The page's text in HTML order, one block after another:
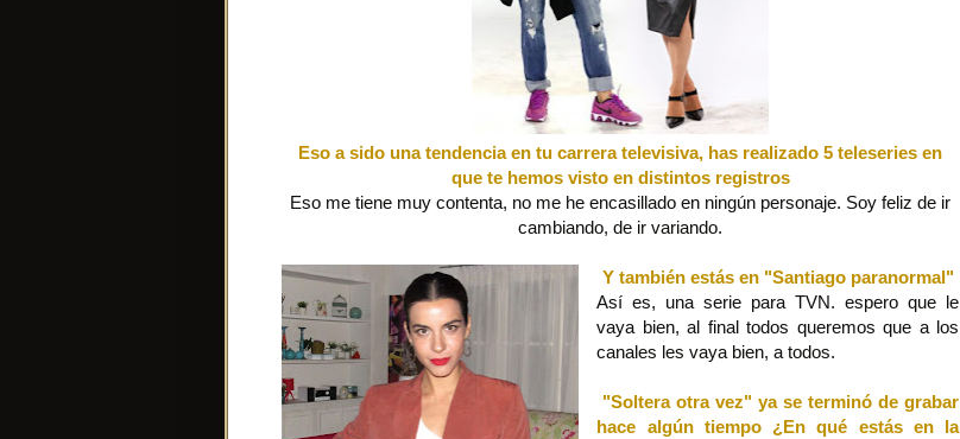
Eso a sido una tendencia en tu carrera televisiva, has realizado 5 teleseries en
que te hemos visto en distintos registros
Eso me tiene muy contenta, no me he encasillado en ningún personaje. Soy feliz de ir
cambiando, de ir variando.
Y también estás en "Santiago paranormal"
Así es, una serie para TVN. espero que le
vaya bien, al final todos queremos que a los
canales les vaya bien, a todos.
"Soltera otra vez" ya se terminó de grabar
hace algún tiempo ¿En qué estás en la